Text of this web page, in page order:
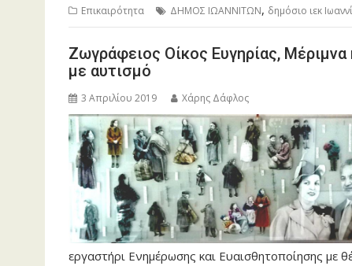
Επικαιρότητα ΔΗΜΟΣ ΙΩΑΝΝΙΤΩΝ, δημόσιο ιεκ
Ζωγράφειος Οίκος Ευγηρίας, Μέριμνα
με αυτισμό
3 Απριλίου 2019 Χάρης Δάφλος
εργαστήρι Ενημέρωσης και Ευαισθητοποίησης